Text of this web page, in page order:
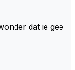
tijd zonder r
dat ie gee